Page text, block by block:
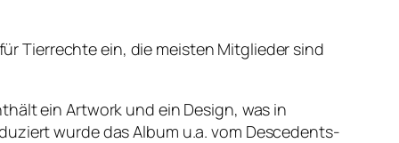
Tierrechte ein, die meisten Mitglieder sind
ein Artwork und ein Design, was in
wurde das Album u.a. vom Descedents-